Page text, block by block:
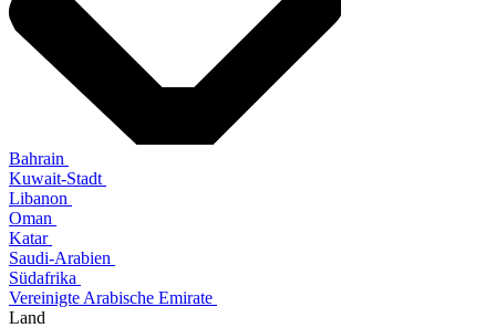
Bahrain
Kuwait-Stadt
Libanon
Oman
Katar
Saudi-Arabien
Südafrika
Vereinigte Arabische Emirate
Land